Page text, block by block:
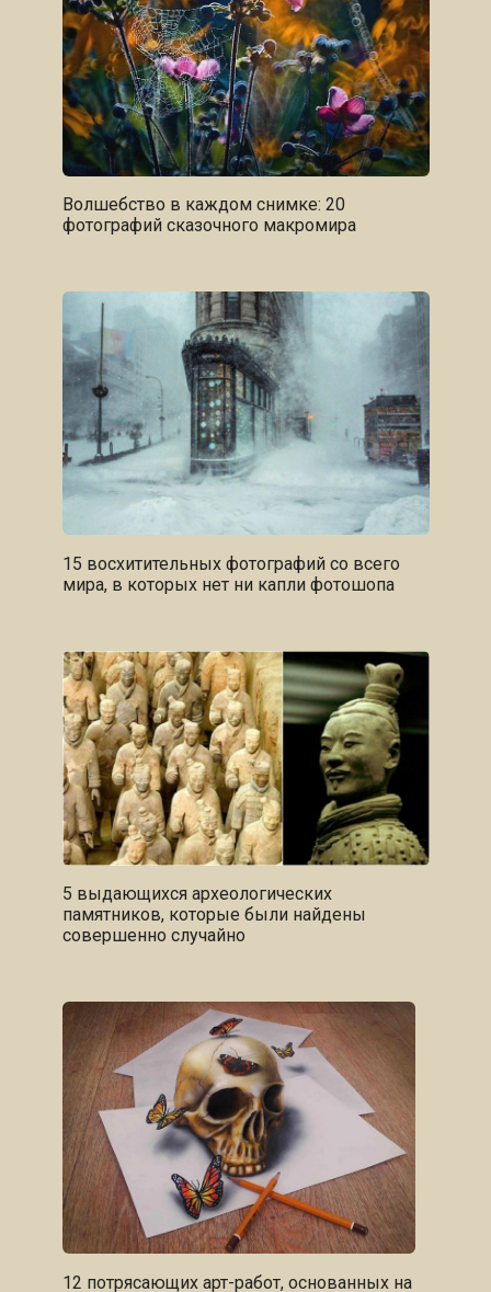
Волшебство в каждом снимке: 20
фотографий сказочного макромира
15 восхитительных фотографий со всего
мира, в которых нет ни капли фотошопа
5 выдающихся археологических
памятников, которые были найдены
совершенно случайно
12 потрясающих арт-работ, основанных на